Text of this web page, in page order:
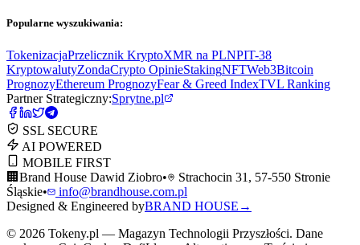
Popularne wyszukiwania:
TokenizacjaPrzelicznik KryptoXMR na PLNPIT-38
KryptowalutyZondaCrypto OpinieStakingNFTWeb3Bitcoin
PrognozyEthereum PrognozyFear & Greed IndexTVL Ranking
Partner Strategiczny:Sprytne.pl
SSL SECURE
AI POWERED
MOBILE FIRST
🏢 Brand House Dawid Ziobro•
Strachocin 31, 57-550 Stronie
Śląskie•
info@brandhouse.com.pl
Designed & Engineered byBRAND HOUSE →
© 2026 Tokeny.pl — Magazyn Technologii Przyszłości. Dane